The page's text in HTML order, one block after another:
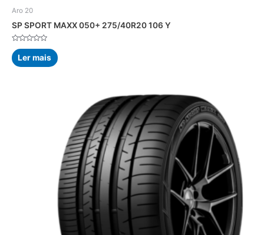
Aro 20
SP SPORT MAXX 050+ 275/40R20 106 Y
Avaliação
0
de
5
Ler mais